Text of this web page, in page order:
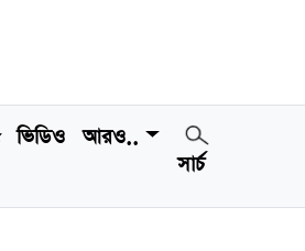
ভিডিও
আরও..
সার্চ